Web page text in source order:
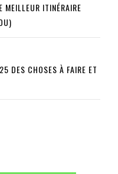
MEILLEUR ITINÉRAIRE
DES CHOSES À FAIRE ET